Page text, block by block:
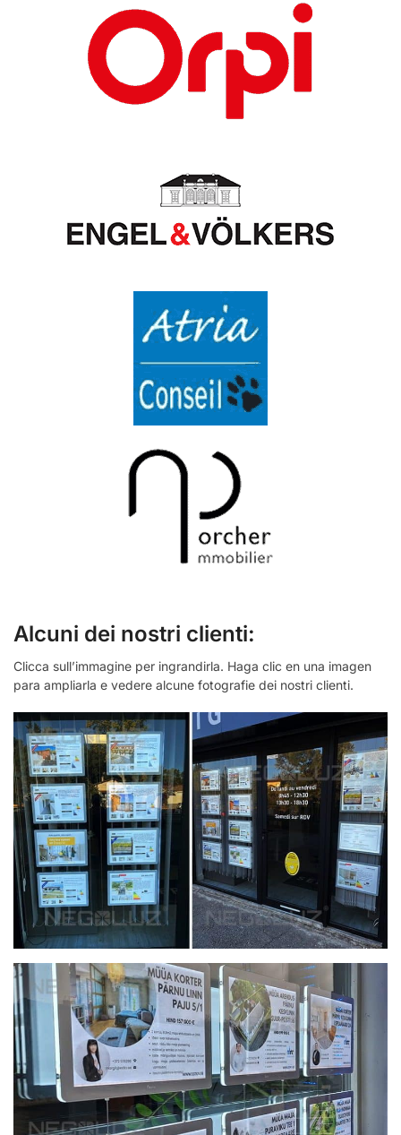
Alcuni dei nostri clienti:
Clicca sull’immagine per ingrandirla. Haga clic en una imagen
para ampliarla e vedere alcune fotografie dei nostri clienti.